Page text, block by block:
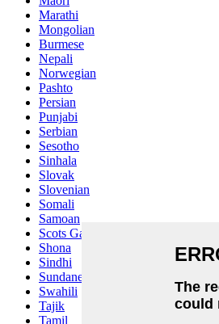
Marathi
Mongolian
Burmese
Nepali
Norwegian
Pashto
Persian
Punjabi
Serbian
Sesotho
Sinhala
Slovak
Slovenian
Somali
Samoan
Scots Gaelic
Shona
Sindhi
Sundanese
Swahili
Tajik
Tamil